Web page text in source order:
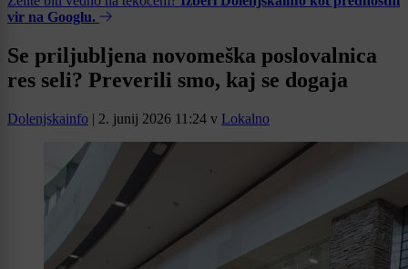
vir na Googlu.
Se priljubljena novomeška poslovalnica
res seli? Preverili smo, kaj se dogaja
Dolenjskainfo | 2. junij 2026 11:24 v Lokalno